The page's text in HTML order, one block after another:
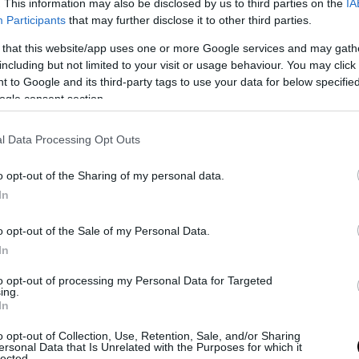
This information may also be disclosed by us to third parties on the
Participants that may further disclose it to other third parties.
that this website/app uses one or more Google services and may
but not limited to your visit or usage behaviour. You may
to Google and its third-party tags to use your data for below
consent section.
Data Processing Opt Outs
opt-out of the Sharing of my personal data.
opt-out of the Sale of my Personal Data.
opt-out of processing my Personal Data for Targeted
opt-out of Collection, Use, Retention, Sale, and/or Sharing
Data that Is Unrelated with the Purposes for which it
Δ.Ουγγαρέζος για την «γκάφα» της ΕΡΤ
λογότυπο του ΚΚΕ : «Τι ξεφτιλίκια είναι
αυτά;»
03.01.2025 | 15:03